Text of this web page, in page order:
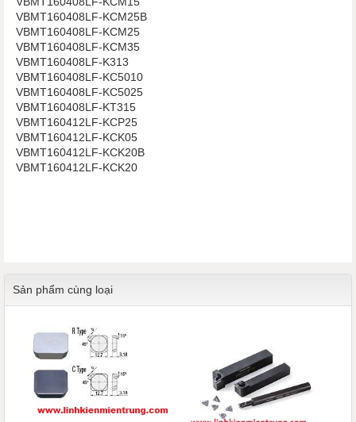
VBMT160408LF-KCM25B
VBMT160408LF-KCM25
VBMT160408LF-KCM35
VBMT160408LF-K313
VBMT160408LF-KC5010
VBMT160408LF-KC5025
VBMT160408LF-KT315
VBMT160412LF-KCP25
VBMT160412LF-KCK05
VBMT160412LF-KCK20B
VBMT160412LF-KCK20
Sản phẩm cùng loại